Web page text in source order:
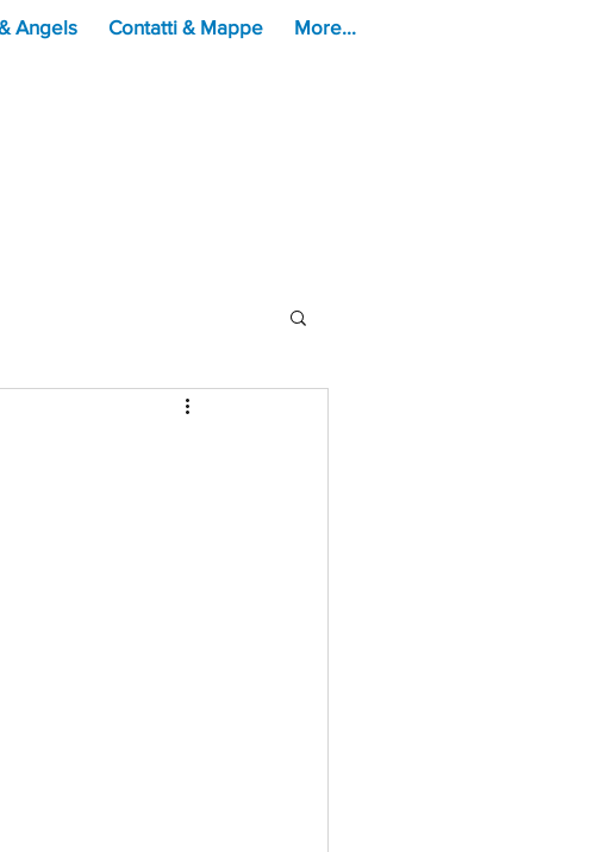
Angels Contatti & Mappe More...